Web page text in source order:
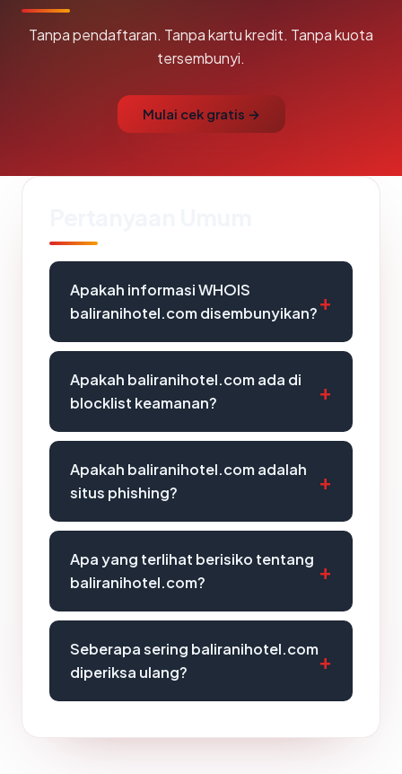
Tanpa pendaftaran. Tanpa kartu kredit. Tanpa kuota
tersembunyi.
Mulai cek gratis →
Apakah informasi WHOIS
baliranihotel.com disembunyikan?
Apakah baliranihotel.com ada di
blocklist keamanan?
Apakah baliranihotel.com adalah
situs phishing?
Apa yang terlihat berisiko tentang
baliranihotel.com?
Seberapa sering baliranihotel.com
diperiksa ulang?